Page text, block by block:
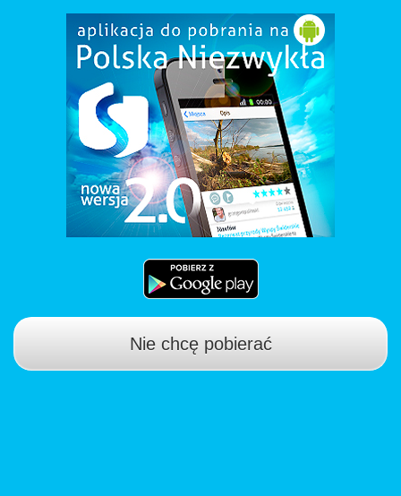
Nie chcę pobierać